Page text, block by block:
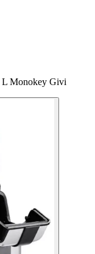
L Monokey Givi